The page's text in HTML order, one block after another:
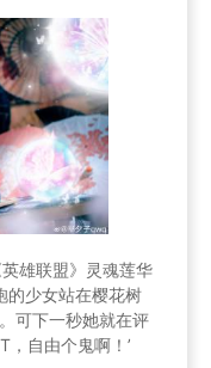
雄联盟》灵魂莲华
少女站在樱花树
可下一秒她就在评
，自由个鬼啊！’